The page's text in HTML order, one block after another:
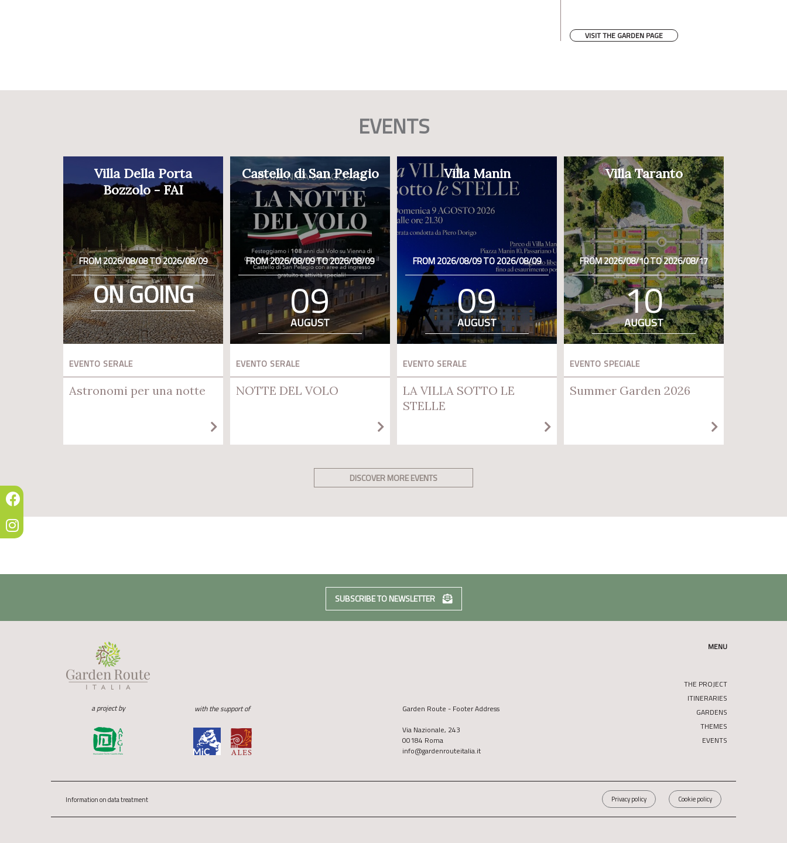
VISIT THE GARDEN PAGE
EVENTS
Villa Della Porta
Bozzolo - FAI
FROM 2026/08/08 TO 2026/08/09
ON GOING
EVENTO SERALE
Astronomi per una notte
Castello di San Pelagio
FROM 2026/08/09 TO 2026/08/09
09
AUGUST
EVENTO SERALE
NOTTE DEL VOLO
Villa Manin
FROM 2026/08/09 TO 2026/08/09
09
AUGUST
EVENTO SERALE
LA VILLA SOTTO LE
STELLE
Villa Taranto
FROM 2026/08/10 TO 2026/08/17
10
AUGUST
EVENTO SPECIALE
Summer Garden 2026
DISCOVER MORE EVENTS
SUBSCRIBE TO NEWSLETTER
a project by with the support of
Garden Route - Footer Address
Via Nazionale, 243
00184 Roma
info@gardenrouteitalia.it
MENU
THE PROJECT
ITINERARIES
GARDENS
THEMES
EVENTS
Information on data treatment Privacy policy Cookie policy